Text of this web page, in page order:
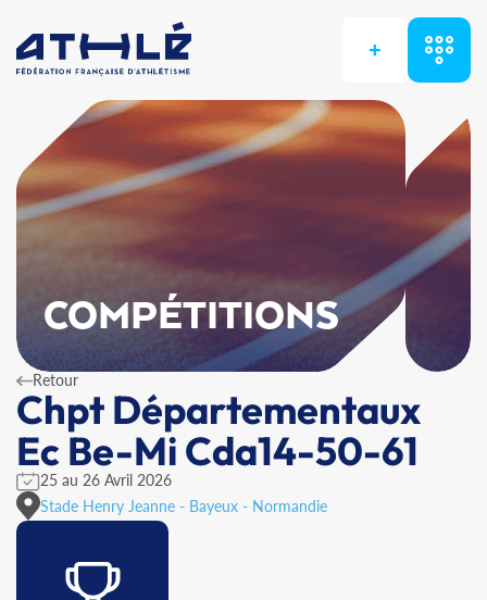
+
COMPÉTITIONS
Retour
Chpt Départementaux
Ec Be-Mi Cda14-50-61
25 au 26 Avril 2026
Stade Henry Jeanne - Bayeux - Normandie